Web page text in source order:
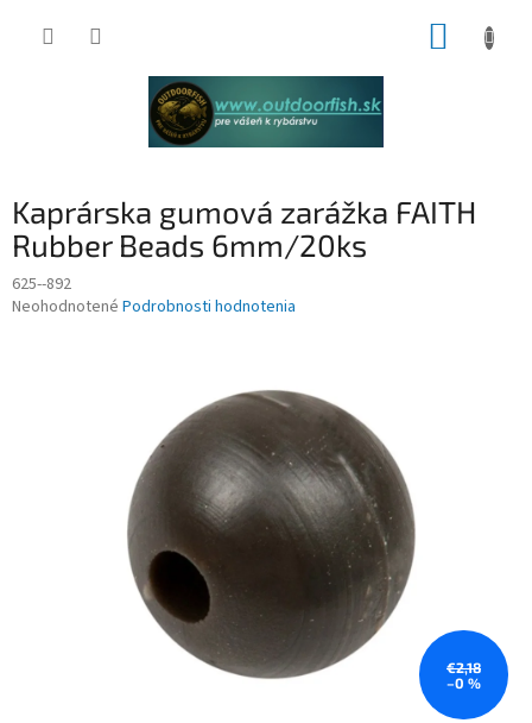
Kaprárska gumová zarážka FAITH
Rubber Beads 6mm/20ks
625--892
Priemerné
Neohodnotené Podrobnosti hodnotenia
€2,18
–0 %